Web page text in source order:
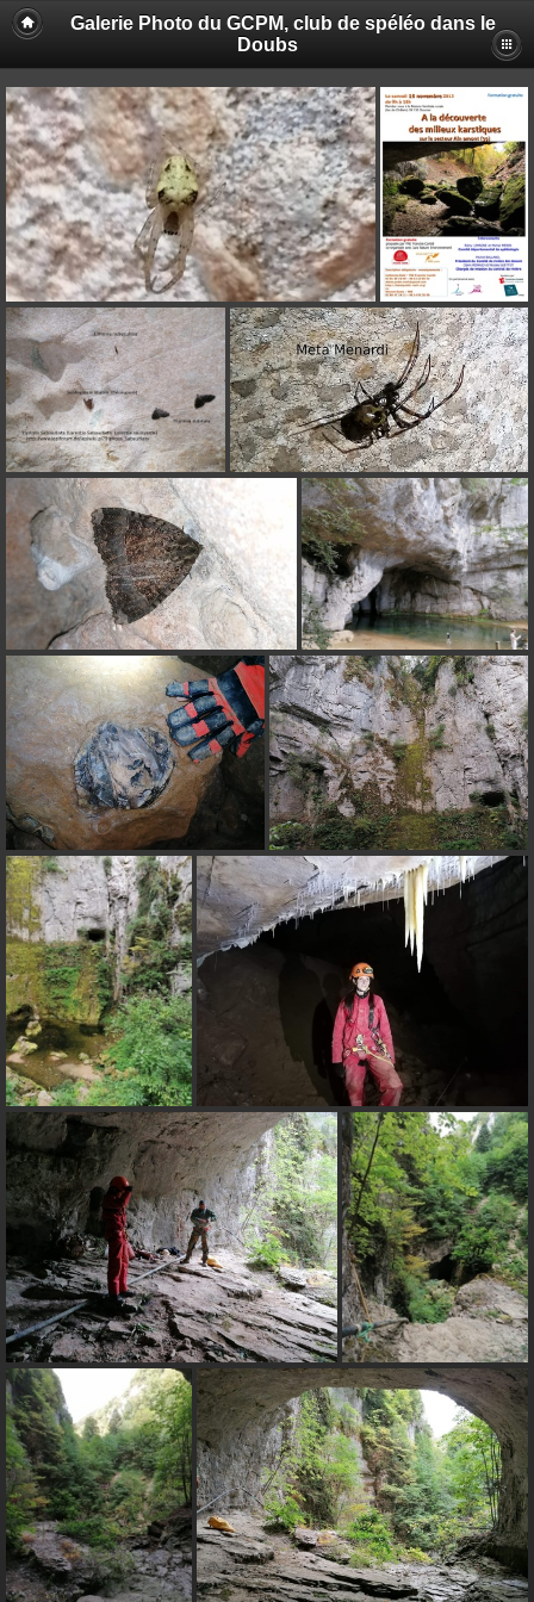
Galerie Photo du GCPM, club de spéléo dans le
Doubs